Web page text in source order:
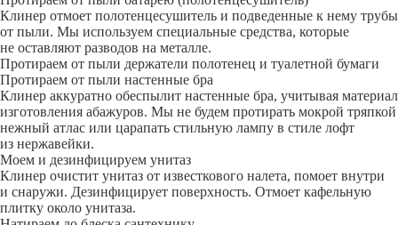
Клинер отмоет полотенцесушитель и подведенные к нему трубы
от пыли. Мы используем специальные средства, которые
не оставляют разводов на металле.
Протираем от пыли держатели полотенец и туалетной бумаги
Протираем от пыли настенные бра
Клинер аккуратно обеспылит настенные бра, учитывая материал
изготовления абажуров. Мы не будем протирать мокрой тряпкой
нежный атлас или царапать стильную лампу в стиле лофт
из нержавейки.
Моем и дезинфицируем унитаз
Клинер очистит унитаз от известкового налета, помоет внутри
и снаружи. Дезинфицирует поверхность. Отмоет кафельную
плитку около унитаза.